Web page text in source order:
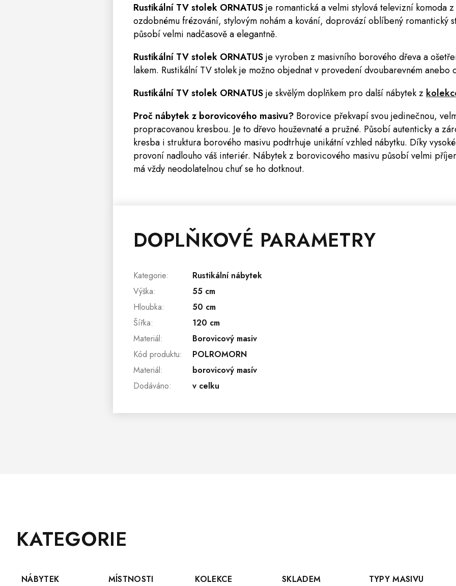
Rustikální TV stolek ORNATUSje romantická a velmi stylová televizní komoda
ozdobnému frézování, stylovým nohám a kování, doprovází oblíbený romantický
působí velmi nadčasově a elegantně.
Rustikální TV stolek ORNATUSje vyroben z masivního borového dřeva a
lakem. Rustikální TV stolek je možno objednat v provedení dvoubarevném anebo
Rustikální TV stolek ORNATUSje skvělým doplňkem pro další nábytek z
Proč nábytek z borovicového masivu? Borovice překvapí svou jedinečnou,
propracovanou kresbou. Je to dřevo houževnaté a pružné. Působí autenticky a
kresba i struktura borového masivu podtrhuje unikátní vzhled nábytku. Díky
provoní nadlouho váš interiér. Nábytek z borovicového masivu působí velmi
má vždy neodolatelnou chuť se ho dotknout.
DOPLŇKOVÉ PARAMETRY
Kategorie:
Rustikální nábytek
Výška:
55 cm
Hloubka:
50 cm
Šířka:
120 cm
Materiál:
Borovicový masiv
Kód produktu:
POLROMORN
Materiál:
borovicový masív
Dodáváno: v celku
Přeskočit
kategorie
KATEGORIE
NÁBYTEK MÍSTNOSTI KOLEKCE SKLADEM TYPY MASIVU